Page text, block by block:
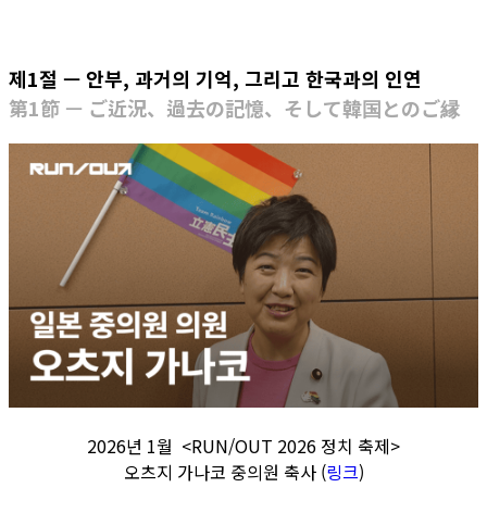
제1절 — 안부, 과거의 기억, 그리고 한국과의 인연
第1節 — ご近況、過去の記憶、そして韓国とのご縁
2026년 1월 <RUN/OUT 2026 정치 축제>
오츠지 가나코 중의원 축사 (링크)